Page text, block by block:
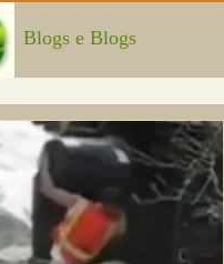
Blogs e Blogs